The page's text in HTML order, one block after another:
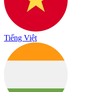
Tiếng Việt